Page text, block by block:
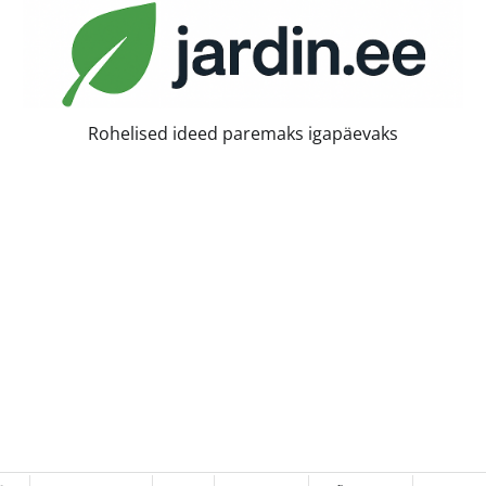
Rohelised ideed paremaks igapäevaks